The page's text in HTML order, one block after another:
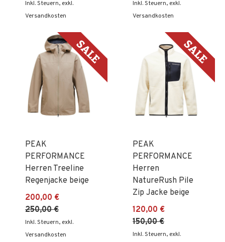
Inkl. Steuern, exkl.
Versandkosten
Inkl. Steuern, exkl.
Versandkosten
PEAK
PERFORMANCE
Herren Treeline
Regenjacke beige
200,00 €
250,00 €
Inkl. Steuern, exkl.
Versandkosten
PEAK
PERFORMANCE
Herren
NatureRush Pile
Zip Jacke beige
120,00 €
150,00 €
Inkl. Steuern, exkl.